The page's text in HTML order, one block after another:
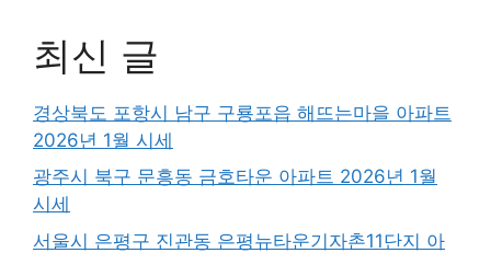
최신 글
경상북도 포항시 남구 구룡포읍 해뜨는마을 아파트
2026년 1월 시세
광주시 북구 문흥동 금호타운 아파트 2026년 1월
시세
서울시 은평구 진관동 은평뉴타운기자촌11단지 아